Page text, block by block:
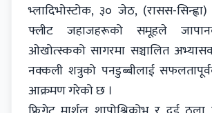
भ्लादिभोस्टोक, ३० जेठ, (रासस-
फ्लीट जहाजहरूको समूहले
ओखोत्स्कको सागरमा सञ्चालित
नक्कली शत्रुको पनडुब्बीलाई
आक्रमण गरेको छ ।